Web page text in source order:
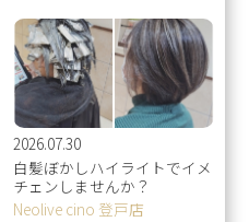
2026.07.30
白髪ぼかしハイライトでイメ
チェンしませんか？
Neolive cino 登戸店